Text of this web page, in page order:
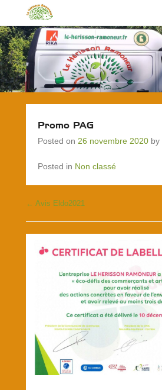
Promo PAG
Posted on 26 novembre 2020 by
Posted in Non classé
Post navigation
← Avis Eldo2021